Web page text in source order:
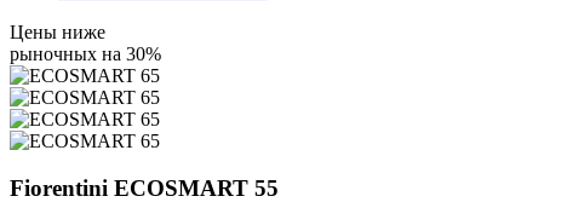
Цены ниже
рыночных на 30%
Fiorentini ECOSMART 55